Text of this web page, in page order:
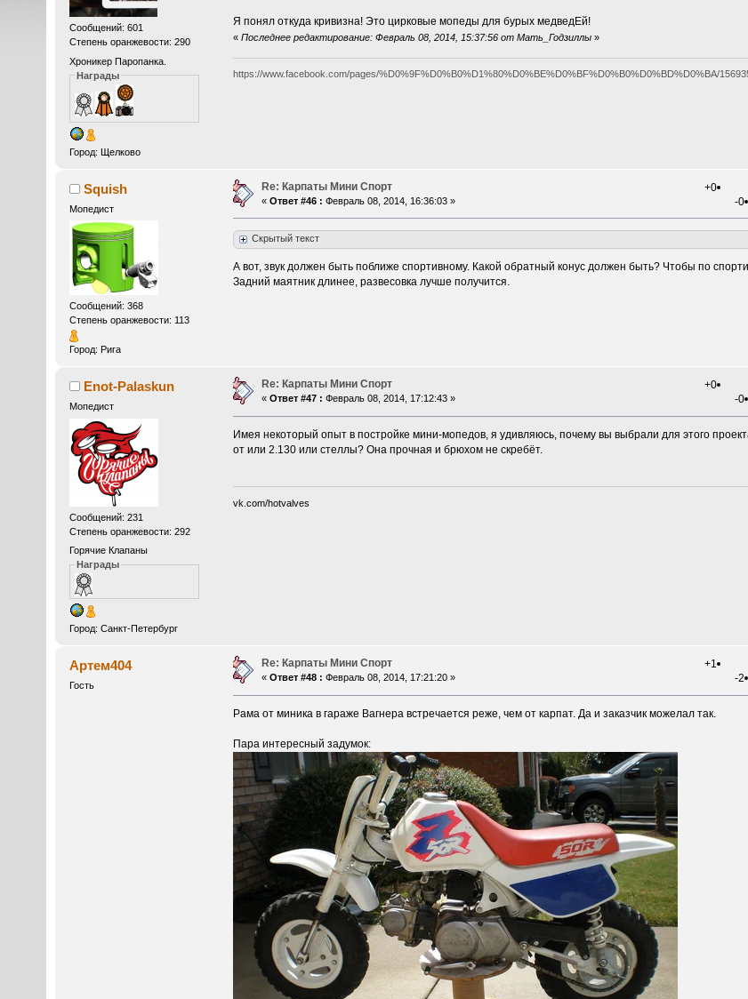
Сообщений: 601
Степень оранжевости: 290
Хроникер Паропанка.
Награды
Город: Щелково
Я понял откуда кривизна! Это цирковые мопеды для бурых медведЕй!
« Последнее редактирование: Февраль 08, 2014, 15:37:56 от Мать_Годзиллы»
https://www.facebook.com/pages/%D0%9F%D0%B0%D1%80%D0%BE%D0%BF%D0%B0%D0%BD%D0%BA/
Squish
Мопедист
Сообщений: 368
Степень оранжевости: 113
Город: Рига
Re: Карпаты Мини Спорт
« Ответ #46 : Февраль 08, 2014, 16:36:03 »
+0
-0
Скрытый текст
А вот, звук должен быть поближе спортивному. Какой обратный конус должен быть? Чтобы по
Задний маятник длинее, развесовка лучше получится.
Enot-Palaskun
Мопедист
Сообщений: 231
Степень оранжевости: 292
Горячие Клапаны
Награды
Город: Санкт-Петербург
Re: Карпаты Мини Спорт
« Ответ #47 : Февраль 08, 2014, 17:12:43 »
+0
-0
Имея некоторый опыт в постройке мини-мопедов, я удивляюсь, почему вы выбрали для этого
от или 2.130 или стеллы? Она прочная и брюхом не скребёт.
vk.com/hotvalves
Артем404
Гость
Re: Карпаты Мини Спорт
« Ответ #48 : Февраль 08, 2014, 17:21:20 »
+1
-2
Рама от миника в гараже Вагнера встречается реже, чем от карпат. Да и заказчик можелал так.
Пара интересный задумок: